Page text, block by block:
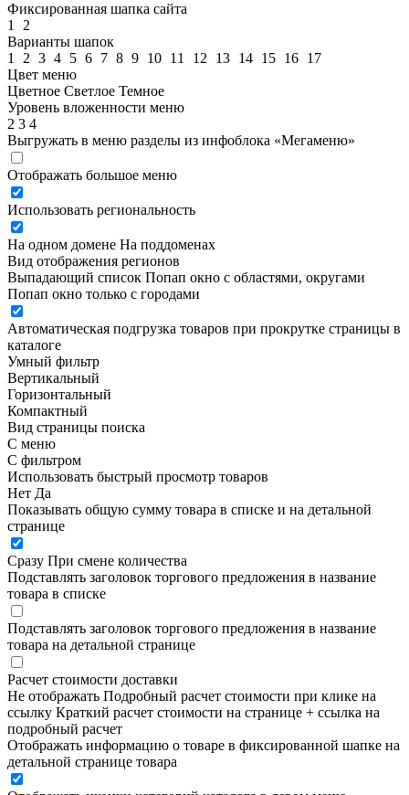
Фиксированная шапка сайта
1
2
Варианты шапок
1
2 3 4 5 6 7 8 9 10 11 12 13 14 15 16 17
Цвет меню
Цветное Светлое Темное
Уровень вложенности меню
2 3 4
Выгружать в меню разделы из инфоблока «Мегаменю»
Отображать большое меню
Использовать региональность
На одном домене На поддоменах
Вид отображения регионов
Выпадающий список Попап окно c областями, округами
Попап окно только с городами
Автоматическая подгрузка товаров при прокрутке страницы в
каталоге
Умный фильтр
Вертикальный
Горизонтальный
Компактный
Вид страницы поиска
С меню
С фильтром
Использовать быстрый просмотр товаров
Нет Да
Показывать общую сумму товара в списке и на детальной
странице
Сразу При смене количества
Подставлять заголовок торгового предложения в название
товара в списке
Подставлять заголовок торгового предложения в название
товара на детальной странице
Расчет стоимости доставки
Не отображать Подробный расчет стоимости при клике на
ссылку Краткий расчет стоимости на странице + ссылка на
подробный расчет
Отображать информацию о товаре в фиксированной шапке на
детальной странице товара